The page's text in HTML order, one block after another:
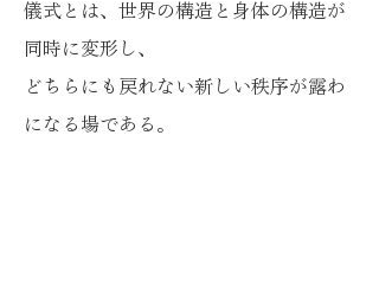
儀式とは、世界の構造と身体の構造が
同時に変形し、
どちらにも戻れない新しい秩序が露わ
になる場である。